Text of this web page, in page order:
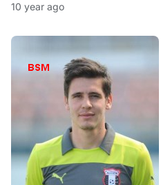
10 year ago